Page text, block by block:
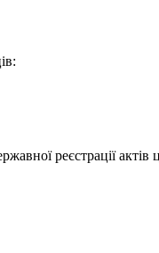
реєстрації